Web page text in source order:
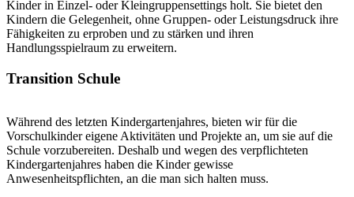
Kinder in Einzel- oder Kleingruppensettings holt. Sie bietet den
Kindern die Gelegenheit, ohne Gruppen- oder Leistungsdruck ihre
Fähigkeiten zu erproben und zu stärken und ihren
Handlungsspielraum zu erweitern.
Transition Schule
Während des letzten Kindergartenjahres, bieten wir für die
Vorschulkinder eigene Aktivitäten und Projekte an, um sie auf die
Schule vorzubereiten. Deshalb und wegen des verpflichteten
Kindergartenjahres haben die Kinder gewisse
Anwesenheitspflichten, an die man sich halten muss.